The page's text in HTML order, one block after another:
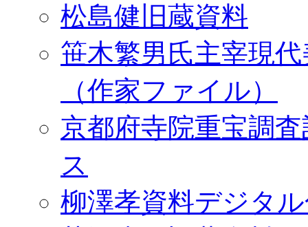
松島健旧蔵資料
笹木繁男氏主宰現
（作家ファイル）
京都府寺院重宝調
ス
柳澤孝資料デジタ